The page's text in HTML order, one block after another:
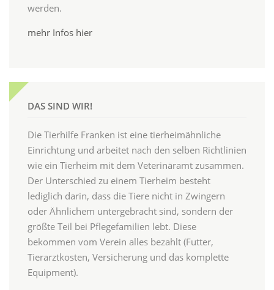
werden.
mehr Infos hier
DAS SIND WIR!
Die Tierhilfe Franken ist eine tierheimähnliche
Einrichtung und arbeitet nach den selben Richtlinien
wie ein Tierheim mit dem Veterinäramt zusammen.
Der Unterschied zu einem Tierheim besteht
lediglich darin, dass die Tiere nicht in Zwingern
oder Ähnlichem untergebracht sind, sondern der
größte Teil bei Pflegefamilien lebt. Diese
bekommen vom Verein alles bezahlt (Futter,
Tierarztkosten, Versicherung und das komplette
Equipment).